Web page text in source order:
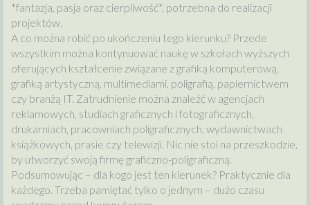
*fantazja, pasja oraz cierpliwość*, potrzebna do realizacji
projektów.
A co można robić po ukończeniu tego kierunku? Przede
wszystkim można kontynuować naukę w szkołach wyższych
oferujących kształcenie związane z grafiką komputerową,
grafiką artystyczną, multimediami, poligrafią, papiernictwem
czy branżą IT. Zatrudnienie można znaleźć w agencjach
reklamowych, studiach graficznych i fotograficznych,
drukarniach, pracowniach poligraficznych, wydawnictwach
książkowych, prasie czy telewizji. Nic nie stoi na przeszkodzie,
by utworzyć swoją firmę graficzno-poligraficzną.
Podsumowując – dla kogo jest ten kierunek? Praktycznie dla
każdego. Trzeba pamiętać tylko o jednym – dużo czasu